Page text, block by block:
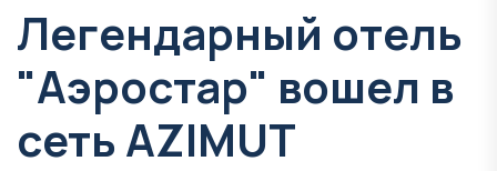
Легендарный отель
"Аэростар" вошел в
сеть AZIMUT